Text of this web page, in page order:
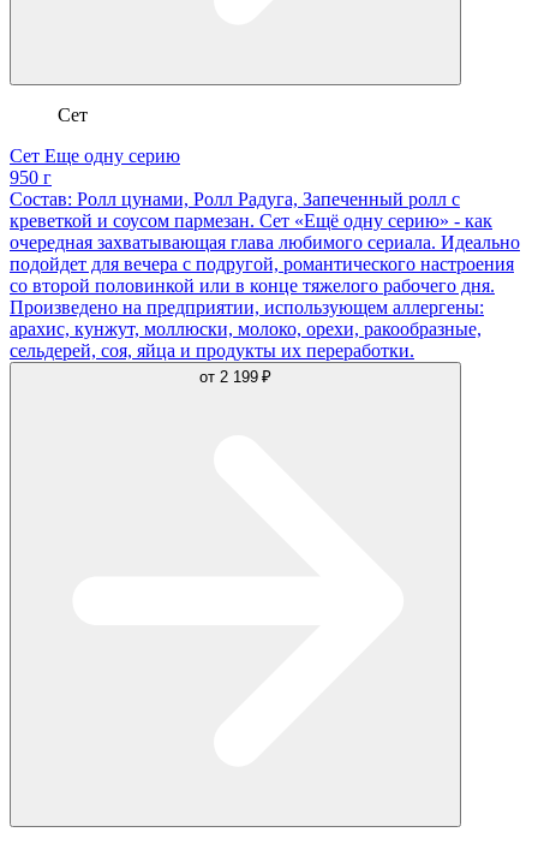
Сет
Сет Еще одну серию
950 г
Состав: Ролл цунами, Ролл Радуга, Запеченный ролл с
креветкой и соусом пармезан. Сет «Ещё одну серию» - как
очередная захватывающая глава любимого сериала. Идеально
подойдет для вечера с подругой, романтического настроения
со второй половинкой или в конце тяжелого рабочего дня.
Произведено на предприятии, использующем аллергены:
арахис, кунжут, моллюски, молоко, орехи, ракообразные,
сельдерей, соя, яйца и продукты их переработки.
от 2 199 ₽